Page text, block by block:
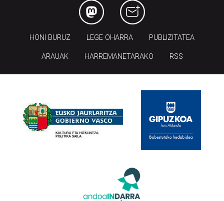
HONI BURUZ LEGE OHARRA PUBLIZITATEA
ARAUAK HARREMANETARAKO RSS